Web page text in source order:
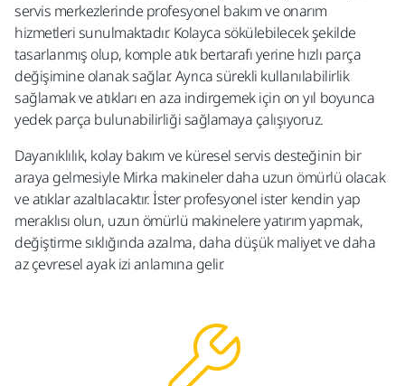
servis merkezlerinde profesyonel bakım ve onarım
hizmetlerisunulmaktadır. Kolayca sökülebilecek şekilde
tasarlanmış olup, komple atık bertarafı yerine hızlı parça
değişimine olanak sağlar. Ayrıcasürekli kullanılabilirlik
sağlamak ve atıkları en aza indirgemek için on yıl boyunca
yedek parça bulunabilirliği sağlamaya çalışıyoruz.
Dayanıklılık, kolay bakım ve küresel servis desteğinin bir
araya gelmesiyle Mirka makineler daha uzun ömürlü olacak
veatıklar azaltılacaktır. İster profesyonel ister kendin yap
meraklısı olun, uzun ömürlü makinelere yatırım yapmak,
değiştirme sıklığında azalma, daha düşük maliyet ve daha
az çevresel ayak izi anlamına gelir.